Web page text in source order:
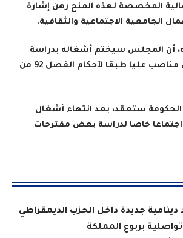
المخصصة لهذه المنح رهن إشارة
الجامعية الاجتماعية والثقافية.
أن المجلس سيختم أشغاله بدراسة
مقترحات تعيين في مناصب عليا طبقا لأحكام الفصل 92 من
الحكومة ستعقد، بعد انتهاء أشغال
خاصا لدراسة بعض مقترحات
دينامية جديدة داخل الحزب الديمقراطي
بربوع المملكة